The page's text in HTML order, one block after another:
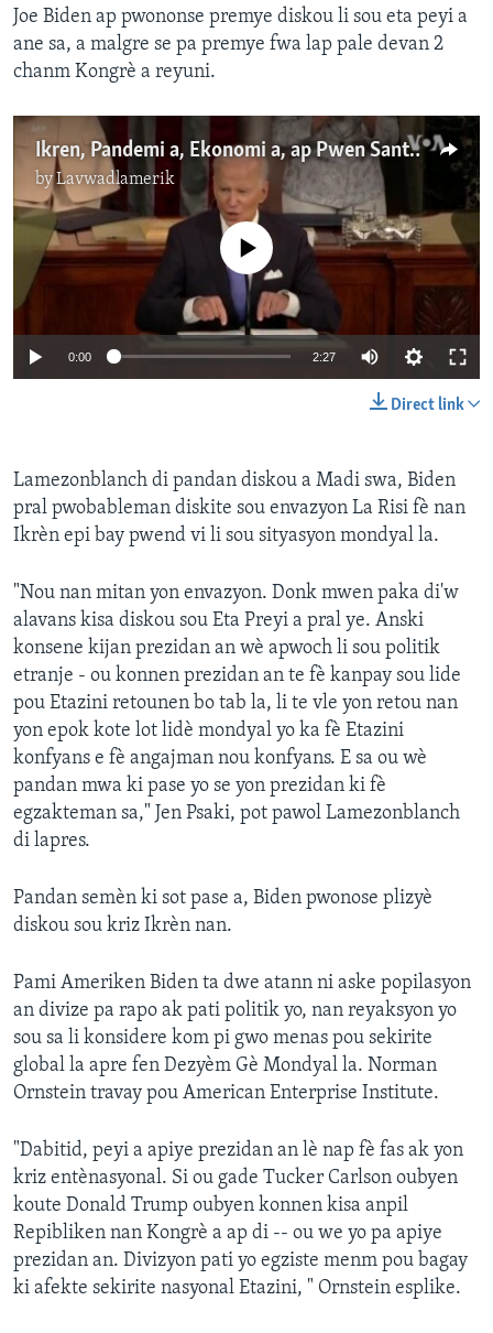
Joe Biden ap pwononse premye diskou li sou eta peyi a
ane sa, a malgre se pa premye fwa lap pale devan 2
chanm Kongrè a reyuni.
Ikren, Pandemi a, Ekonomi a, ap Pwen Santral Premye Diskou Biden sou Eta Peyi a
byLavwadlamerik
No media source currently available
0:00 2:27
Direct link
Lamezonblanch di pandan diskou a Madi swa, Biden
pral pwobableman diskite sou envazyon La Risi fè nan
Ikrèn epi bay pwend vi li sou sityasyon mondyal la.
"Nou nan mitan yon envazyon. Donk mwen paka di'w
alavans kisa diskou sou Eta Preyi a pral ye. Anski
konsene kijan prezidan an wè apwoch li sou politik
etranje - ou konnen prezidan an te fè kanpay sou lide
pou Etazini retounen bo tab la, li te vle yon retou nan
yon epok kote lot lidè mondyal yo ka fè Etazini
konfyans e fè angajman nou konfyans. E sa ou wè
pandan mwa ki pase yo se yon prezidan ki fè
egzakteman sa," Jen Psaki, pot pawol Lamezonblanch
di lapres.
Pandan semèn ki sot pase a, Biden pwonose plizyè
diskou sou kriz Ikrèn nan.
Pami Ameriken Biden ta dwe atann ni aske popilasyon
an divize pa rapo ak pati politik yo, nan reyaksyon yo
sou sa li konsidere kom pi gwo menas pou sekirite
global la apre fen Dezyèm Gè Mondyal la. Norman
Ornstein travay pou American Enterprise Institute.
"Dabitid, peyi a apiye prezidan an lè nap fè fas ak yon
kriz entènasyonal. Si ou gade Tucker Carlson oubyen
koute Donald Trump oubyen konnen kisa anpil
Repibliken nan Kongrè a ap di -- ou we yo pa apiye
prezidan an. Divizyon pati yo egziste menm pou bagay
ki afekte sekirite nasyonal Etazini, " Ornstein esplike.